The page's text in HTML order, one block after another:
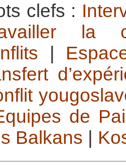
clefs :
la
de
Balkans